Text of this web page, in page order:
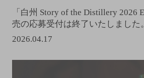
「白州 Story of the Distillery 2026
売の応募受付は終了いたしました。
2026.04.17